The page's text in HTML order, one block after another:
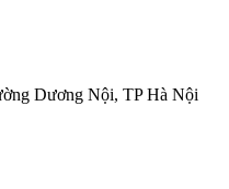
Dương Nội, TP Hà Nội